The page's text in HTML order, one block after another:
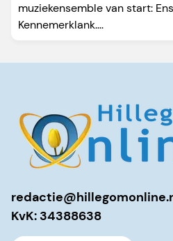
muziekensemble van start:
Kennemerklank....
KvK: 34388638